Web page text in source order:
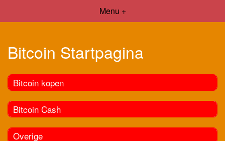
Menu +
Bitcoin Startpagina
Bitcoin kopen
Bitcoin Cash
Overige